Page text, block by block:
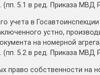
5.1 в ред. Приказа МВД
учета в
устно,
на номерной
5.2 в ред. Приказа МВД
право собственности на